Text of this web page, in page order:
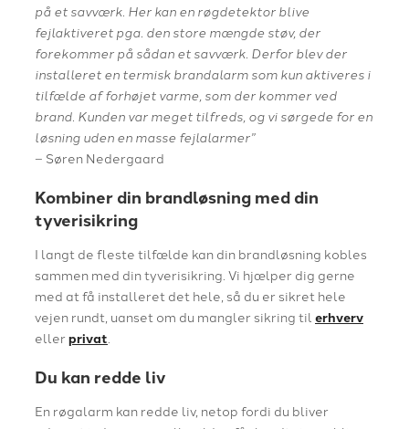
på et savværk. Her kan en røgdetektor blive
fejlaktiveret pga. den store mængde støv, der
forekommer på sådan et savværk. Derfor blev der
installeret en termisk brandalarm som kun aktiveres i
tilfælde af forhøjet varme, som der kommer ved
brand. Kunden var meget tilfreds, og vi sørgede for en
løsning uden en masse fejlalarmer”
– Søren Nedergaard
Kombiner din brandløsning med din
tyverisikring
I langt de fleste tilfælde kan din brandløsning kobles
sammen med din tyverisikring. Vi hjælper dig gerne
med at få installeret det hele, så du er sikret hele
vejen rundt, uanset om du mangler sikring til erhverv
eller privat
Du kan redde liv
En røgalarm kan redde liv, netop fordi du bliver